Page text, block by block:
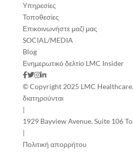
Υπηρεσίες
Τοποθεσίες
Επικοινωνήστε μαζί μας
SOCIAL/MEDIA
Blog
Ενημερωτικό δελτίο LMC Insider
© Copyright 2025 LMC Healthcare.
διατηρούνται
|
1929 Bayview Avenue. Suite 106
|
Πολιτική απορρήτου